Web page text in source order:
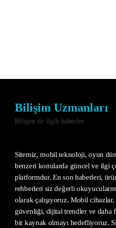
Bilişim Uzmanları
Bilişim ile ilgili haberler
Sitemiz, mobil teknoloji, oyun
benzeri konularda güncel ve ilgi
platformdur. En son haberleri,
rehberleri siz değerli
olarak çalışıyoruz. Mobil
güvenliği, dijital trendler ve daha
bir kaynak olmayı hedefliyoruz.